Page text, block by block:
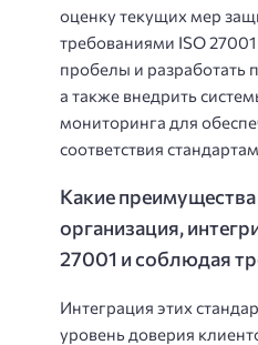
оценку текущих мер
требованиями ISO 27001
пробелы и разработать
а также внедрить
мониторинга для
соответствия
Какие
организация,
27001 и соблюдая
Интеграция этих
уровень доверия